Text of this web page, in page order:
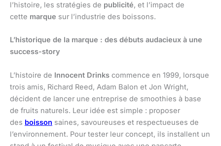
l’histoire, les stratégies de publicité, et l’impact de
cette marque sur l’industrie des boissons.
L’historique de la marque : des débuts audacieux à une
success-story
L’histoire de Innocent Drinks commence en 1999, lorsque
trois amis, Richard Reed, Adam Balon et Jon Wright,
décident de lancer une entreprise de smoothies à base
de fruits naturels. Leur idée est simple : proposer
des boisson saines, savoureuses et respectueuses de
l’environnement. Pour tester leur concept, ils installent un